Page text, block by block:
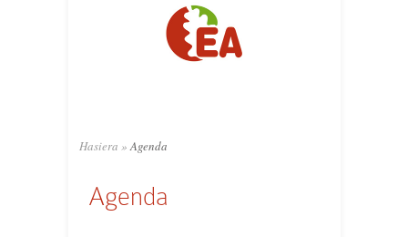
Hasiera » Agenda
Agenda